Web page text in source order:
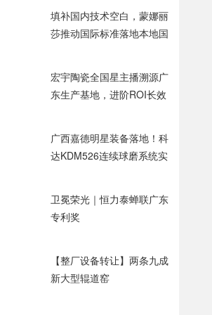
填补国内技术空白，蒙娜丽
莎推动国际标准落地本地国
宏宇陶瓷全国星主播溯源广
东生产基地，进阶ROI长效
广西嘉德明星装备落地！科
达KDM526连续球磨系统实
卫冕荣光｜恒力泰蝉联广东
专利奖
【整厂设备转让】两条九成
新大型辊道窑